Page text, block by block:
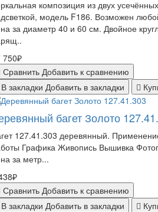
композиция из двух
модель F186. Возможен
за диаметр 40 и 60 см. Двойное
750₽
Сравнить Добавить к сравнению
закладки Добавить в закладки
багет Золото
127.41.303 деревянный.
Графика Живопись Вышивка
за метр...
Сравнить Добавить к сравнению
закладки Добавить в закладки